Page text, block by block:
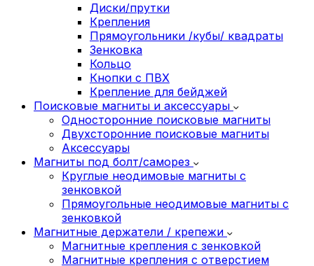
Диски/прутки
Крепления
Прямоугольники /кубы/ квадраты
Зенковка
Кольцо
Кнопки с ПВХ
Крепление для бейджей
Поисковые магниты и аксессуары
Односторонние поисковые магниты
Двухсторонние поисковые магниты
Аксессуары
Магниты под болт/саморез
Круглые неодимовые магниты с
зенковкой
Прямоугольные неодимовые магниты с
зенковкой
Магнитные держатели / крепежи
Магнитные крепления с зенковкой
Магнитные крепления с отверстием